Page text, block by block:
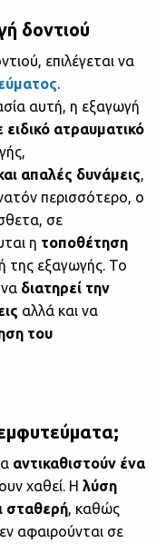
δοντιού
επιλέγεται να
.
αυτή, η εξαγωγή
ειδικό ατραυματικό
απαλές δυνάμεις,
περισσότερο, ο
σε
η τοποθέτηση
της εξαγωγής. Το
διατηρεί την
αλλά και να
του
αντικαθιστούν ένα
χαθεί. Η λύση
σταθερή, καθώς
αφαιρούνται σε